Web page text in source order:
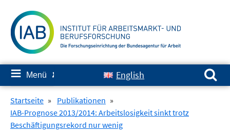
zum
Inhalt
≡ Menü ✘ English
Suchen nach:
Startseite » Publikationen »
IAB-Prognose 2013/2014: Arbeitslosigkeit sinkt trotz
Beschäftigungsrekord nur wenig